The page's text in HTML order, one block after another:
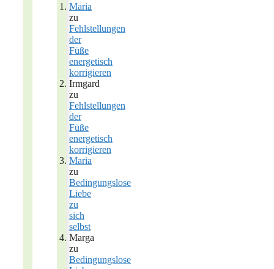
Maria
zu
Fehlstellungen
der
Füße
energetisch
korrigieren
Irmgard
zu
Fehlstellungen
der
Füße
energetisch
korrigieren
Maria
zu
Bedingungslose
Liebe
zu
sich
selbst
Marga
zu
Bedingungslose